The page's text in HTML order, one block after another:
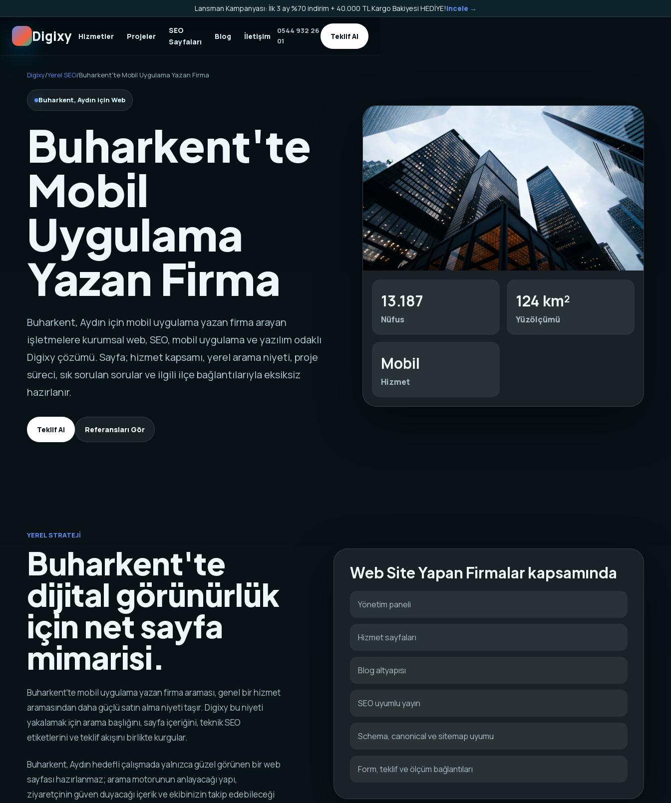
Lansman Kampanyası: İlk 3 ay %70 indirim + 40.000 TL Kargo Bakiyesi HEDİYE!Incele →
Digixy Hizmetler Projeler
SEO
Sayfaları
Blog İletişim
0544 932 26
01
Teklif Al
Digixy/Yerel SEO/Buharkent'te Mobil Uygulama Yazan Firma
Buharkent, Aydın için Web
Buharkent'te
Mobil
Uygulama
Yazan Firma
Buharkent, Aydın için mobil uygulama yazan firma arayan
işletmelere kurumsal web, SEO, mobil uygulama ve yazılım odaklı
Digixy çözümü. Sayfa; hizmet kapsamı, yerel arama niyeti, proje
süreci, sık sorulan sorular ve ilgili ilçe bağlantılarıyla eksiksiz
hazırlanır.
Teklif Al Referansları Gör
13.187
Nüfus
124 km²
Yüzölçümü
Mobil
Hizmet
YEREL STRATEJI
Buharkent'te
dijital görünürlük
için net sayfa
mimarisi.
Buharkent'te mobil uygulama yazan firma araması, genel bir hizmet
aramasından daha güçlü satın alma niyeti taşır. Digixy bu niyeti
yakalamak için arama başlığını, sayfa içeriğini, teknik SEO
etiketlerini ve teklif akışını birlikte kurgular.
Buharkent, Aydın hedefli çalışmada yalnızca güzel görünen bir web
sayfası hazırlanmaz; arama motorunun anlayacağı yapı,
ziyaretçinin güven duyacağı içerik ve ekibinizin takip edebileceği
Web Site Yapan Firmalar kapsamında
Yönetim paneli
Hizmet sayfaları
Blog altyapısı
SEO uyumlu yayın
Schema, canonical ve sitemap uyumu
Form, teklif ve ölçüm bağlantıları